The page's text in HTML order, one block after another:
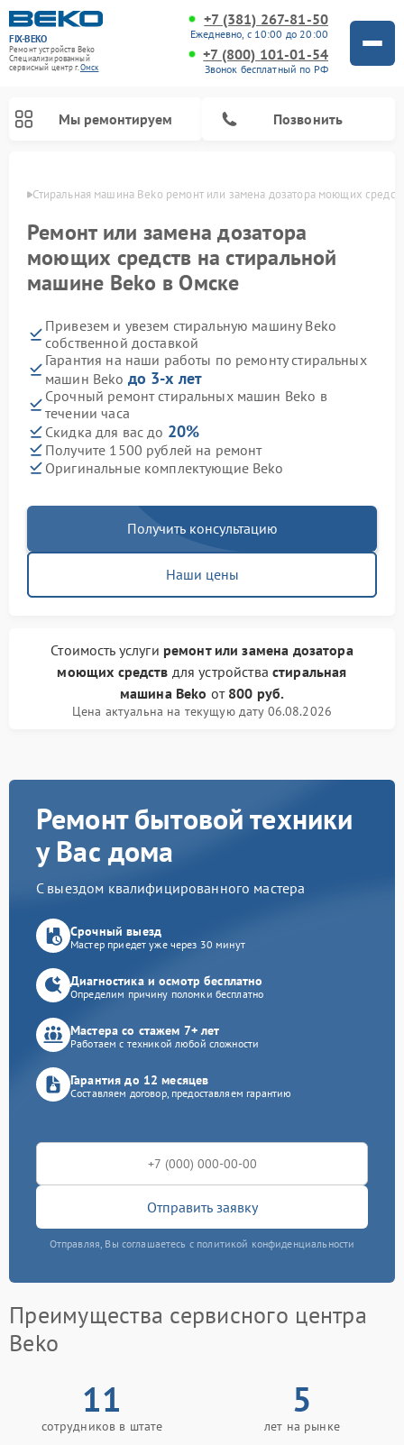
FIX-BEKO
Ремонт устройств Beko
Специализированный
cервисный центр г.Омск
+7 (381) 267-81-50
Ежедневно, с 10:00 до 20:00
+7 (800) 101-01-54
Звонок бесплатный по РФ
Мы ремонтируем Позвонить
Стиральная машина Beko ремонт или замена дозатора моющих
Ремонт или замена дозатора
моющих средств на стиральной
машине Beko в Омске
Привезем и увезем стиральную машину Beko
собственной доставкой
Гарантия на наши работы по ремонту стиральных
машин Beko до 3-х лет
Срочный ремонт стиральных машин Beko в
течении часа
Скидка для вас до 20%
Получите 1500 рублей на ремонт
Оригинальные комплектующие Beko
Получить консультацию
Наши цены
Стоимость услуги ремонт или замена дозатора
моющих средств для устройства стиральная
машина Beko от 800 руб.
Цена актуальна на текущую дату 06.08.2026
Ремонт бытовой техники
у Вас дома
С выездом квалифицированного мастера
Срочный выезд
Мастер приедет уже через 30 минут
Диагностика и осмотр бесплатно
Определим причину поломки бесплатно
Мастера со стажем 7+ лет
Работаем с техникой любой сложности
Гарантия до 12 месяцев
Составляем договор, предоставляем гарантию
Отправить заявку
Отправляя, Вы соглашаетесь с политикой конфиденциальности
Преимущества сервисного центра
Beko
11
сотрудников в штате
5
лет на рынке